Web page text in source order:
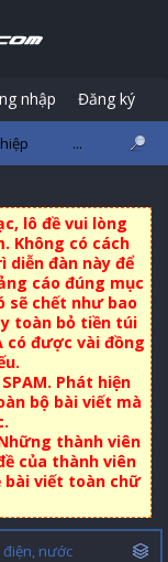
lô đề vui lòng
Không có cách
diễn đàn này để
cáo đúng mục
sẽ chết như bao
toàn bỏ tiền túi
có được vài đồng
Phát hiện
bộ bài viết mà
thành viên
của thành viên
bài viết toàn chữ
điện, nước
...
nhập Đăng ký